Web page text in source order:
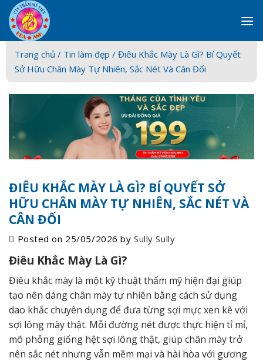
Skip
to
content
Trang chủ / Tin làm đẹp / Điêu Khắc Mày Là Gì? Bí Quyết
Sở Hữu Chân Mày Tự Nhiên, Sắc Nét Và Cân Đối
ĐIÊU KHẮC MÀY LÀ GÌ? BÍ QUYẾT SỞ
HỮU CHÂN MÀY TỰ NHIÊN, SẮC NÉT VÀ
CÂN ĐỐI
Posted on 25/05/2026 bySully Sully
Điêu Khắc Mày Là Gì?
Điêu khắc mày là một kỹ thuậtthẩm mỹ hiện đại giúp
tạo nên dáng chân mày tự nhiên bằng cách sử dụng
dao khắc chuyên dụng để đưa từng sợi mực xen kẽ với
sợi lông mày thật. Mỗi đường nét được thực hiện tỉ mỉ,
mô phỏng giống hệt sợi lông thật, giúp chân mày trở
nên sắc nét nhưng vẫn mềm mại và hài hòa với gương